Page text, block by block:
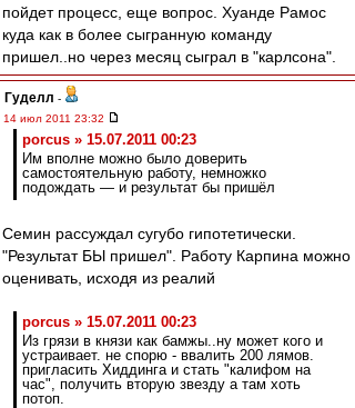
пойдет процесс, еще вопрос. Хуанде Рамос
куда как в более сыгранную команду
пришел..но через месяц сыграл в "карлсона".
Гуделл -
14 июл 2011 23:32
porcus » 15.07.2011 00:23
Им вполне можно было доверить
самостоятельную работу, немножко
подождать — и результат бы пришёл
Семин рассуждал сугубо гипотетически.
"Результат БЫ пришел". Работу Карпина можно
оценивать, исходя из реалий
porcus » 15.07.2011 00:23
Из грязи в князи как бамжы..ну может кого и
устраивает. не спорю - ввалить 200 лямов.
пригласить Хиддинга и стать "калифом на
час", получить вторую звезду а там хоть
потоп.